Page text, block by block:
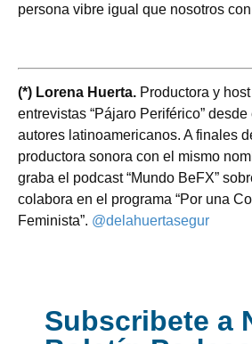
persona vibre igual que nosotros
(*) Lorena Huerta. Productora y
entrevistas “Pájaro Periférico”
autores latinoamericanos. A finales
productora sonora con el mismo
graba el podcast “Mundo BeFX”
colabora en el programa “Por una
Feminista”. @delahuertasegur
Subscribete a